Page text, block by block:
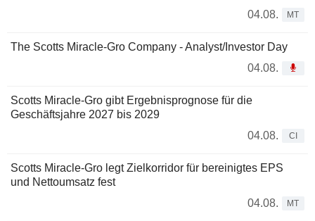
04.08.
MT
The Scotts Miracle-Gro Company - Analyst/Investor Day
04.08.
Scotts Miracle-Gro gibt Ergebnisprognose für die
Geschäftsjahre 2027 bis 2029
04.08.
CI
Scotts Miracle-Gro legt Zielkorridor für bereinigtes EPS
und Nettoumsatz fest
04.08.
MT